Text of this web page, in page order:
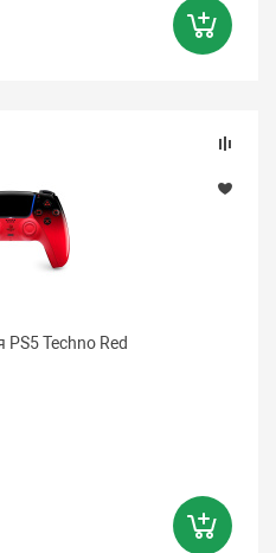
PS5 Techno Red